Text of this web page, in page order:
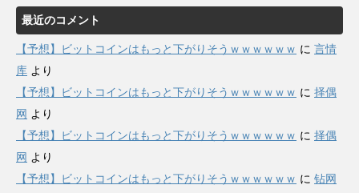
最近のコメント
【予想】ビットコインはもっと下がりそうｗｗｗｗｗｗ に 言情
库 より
【予想】ビットコインはもっと下がりそうｗｗｗｗｗｗ に 择偶
网 より
【予想】ビットコインはもっと下がりそうｗｗｗｗｗｗ に 择偶
网 より
【予想】ビットコインはもっと下がりそうｗｗｗｗｗｗ に 钻网